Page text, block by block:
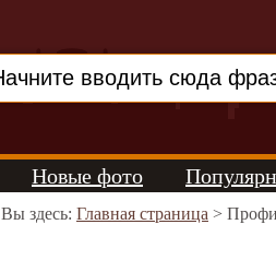
Новые фото
Вы здесь: Главная страница >